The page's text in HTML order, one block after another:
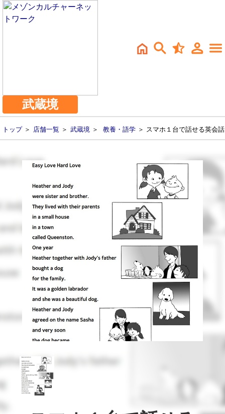
武蔵境
トップ＞ 店舗一覧 ＞ 武蔵境 ＞ 教養・語学 ＞ スマホ１台で話せる英会話